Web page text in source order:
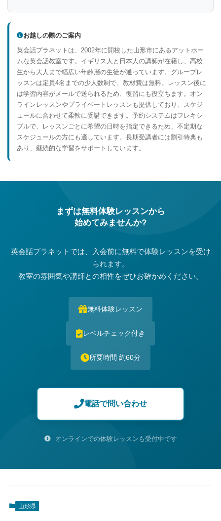
お越しの際のご案内
英会話プラネットは、2002年に開校した山形市にあるアットホー
ムな英会話教室です。イギリス人と日本人の講師が在籍し、高校
生から大人まで幅広い年齢層の生徒が通っています。グループレ
ッスンは定員4名までの少人数制で、教材費は無料。レッスン後に
は学習内容がメールで送られるため、復習にも役立ちます。オン
ラインレッスンやプライベートレッスンも提供しており、スケジ
ュールに合わせて柔軟に受講できます。予約システムはフレキシ
ブルで、レッスンごとに希望の日時を指定できるため、不定期な
スケジュールの方にも適しています。長期受講者には割引特典も
あり、継続的な学習をサポートしています。
まずは無料体験レッスンから
始めてみませんか?
英会話プラネットでは、入会前に無料で体験レッスンを受け
られます。
教室の雰囲気や講師との相性をぜひお確かめください。
無料体験レッスン
レベルチェック付き
所要時間 約60分
電話で問い合わせ
オンラインでの体験レッスンも受付中です
山形県